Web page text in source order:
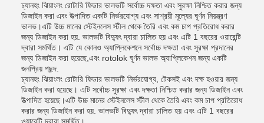
চ্যানহং ঝিয়াংলং রোটারি ফিডার ভালভটি সর্বোচ্চ দক্ষতা এবং সুরক্ষা নিশ্চিত করার জন্য
ডিজাইন করা এবং উত্পাদিত একটি নির্ভরযোগ্য এবং সাশ্রয়ী মূল্যের ঘূর্ণন নিয়ন্ত্রণ
ভালভ।এটি উচ্চ মানের স্টেইনলেস স্টীল থেকে তৈরি এবং কম চাপ প্রতিরোধ করার
জন্য ডিজাইন করা হয়. ভালভটি বিদ্যুৎ দ্বারা চালিত হয় এবং এটি 1 বছরের ওয়ারেন্টি
দ্বারা সমর্থিত। এটি যে কোনও অ্যাপ্লিকেশনে সর্বোচ্চ দক্ষতা এবং সুরক্ষা প্রদানের
জন্য ডিজাইন করা হয়েছে,এবং rotolok ঘূর্ণন ভালভ অ্যাপ্লিকেশন জন্য একটি
জনপ্রিয় পছন্দ.
চ্যানহং ঝিয়াংলং রোটারি ফিডার ভালভটি নির্ভরযোগ্য, টেকসই এবং দক্ষ হওয়ার জন্য
ডিজাইন করা হয়েছে। এটি সর্বোচ্চ সুরক্ষা এবং দক্ষতা নিশ্চিত করার জন্য ডিজাইন এবং
উত্পাদিত হয়েছে।এটি উচ্চ মানের স্টেইনলেস স্টীল থেকে তৈরি এবং কম চাপ প্রতিরোধ
করার জন্য ডিজাইন করা হয়. ভালভটি বিদ্যুৎ দ্বারা চালিত হয় এবং এটি 1 বছরের